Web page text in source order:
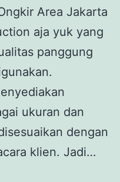
Area Jakarta
aja yuk yang
panggung
ukuran dan
dengan
klien. Jadi…